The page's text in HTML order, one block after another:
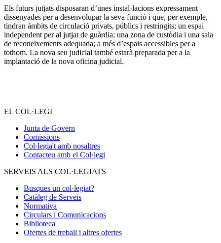
Els futurs jutjats disposaran d’unes instal·lacions expressament
dissenyades per a desenvolupar la seva funció i que, per exemple,
tindran àmbits de circulació privats, públics i restringits; un espai
independent per al jutjat de guàrdia; una zona de custòdia i una sala
de reconeixements adequada; a més d’espais accessibles per a
tothom. La nova seu judicial també estarà preparada per a la
implantació de la nova oficina judicial.
EL COL·LEGI
Junta de Govern
Comissions
Col·legia't amb nosaltres
Contacteu amb el Col·legi
SERVEIS ALS COL·LEGIATS
Busques un col·legiat?
Catàleg de Serveis
Normativa
Circulars i Comunicacions
Biblioteca
Ofertes de treball i altres ofertes